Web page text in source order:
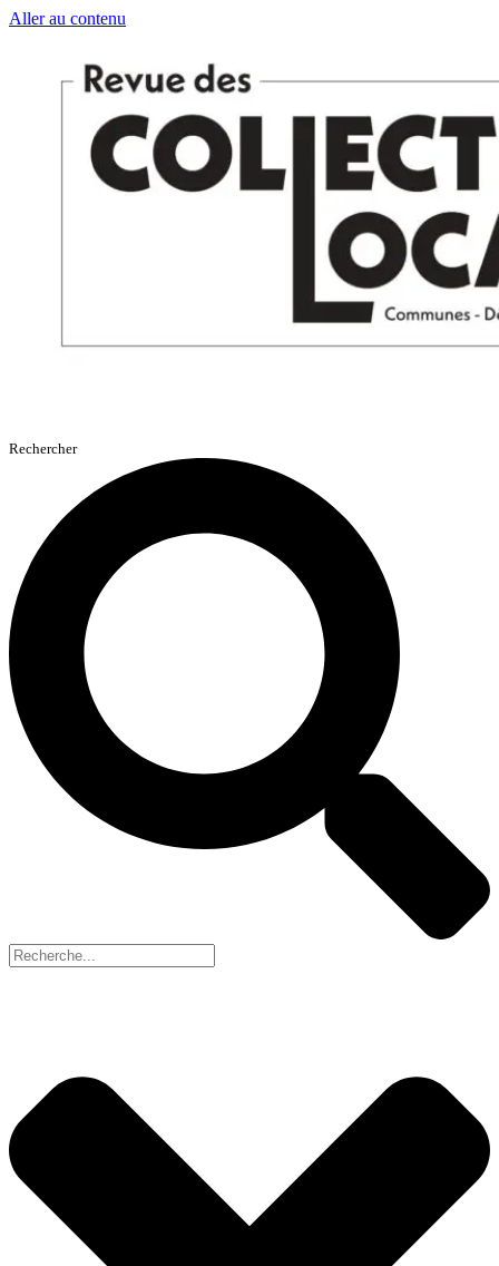
Aller au contenu
Rechercher